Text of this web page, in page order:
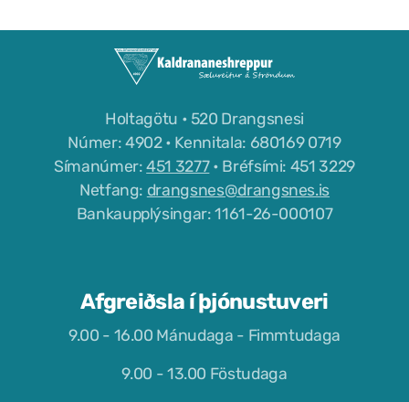
Holtagötu • 520 Drangsnesi
Númer: 4902 • Kennitala: 680169 0719
Símanúmer:451 3277• Bréfsími: 451 3229
Netfang: drangsnes@drangsnes.is
Bankaupplýsingar: 1161-26-000107
Afgreiðsla í þjónustuveri
9.00 - 16.00 Mánudaga - Fimmtudaga
9.00 - 13.00 Föstudaga